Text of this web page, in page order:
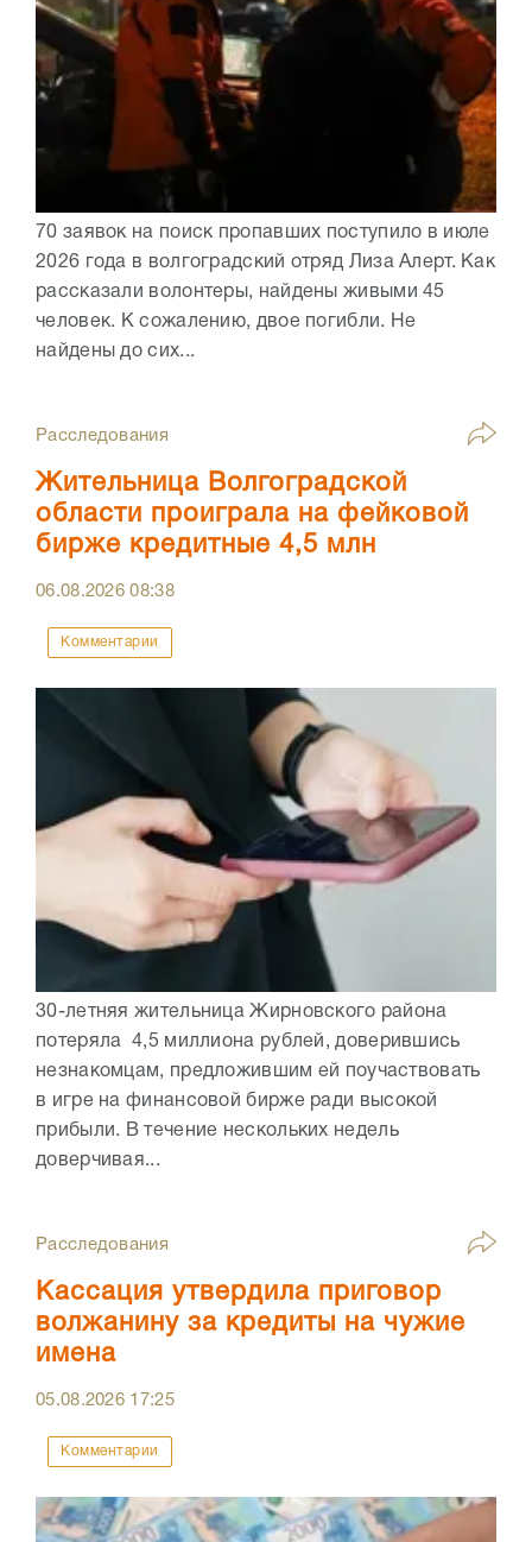
70 заявок на поиск пропавших поступило в июле
2026 года в волгоградский отряд Лиза Алерт. Как
рассказали волонтеры, найдены живыми 45
человек. К сожалению, двое погибли. Не
найдены до сих...
Расследования
Жительница Волгоградской
области проиграла на фейковой
бирже кредитные 4,5 млн
06.08.202608:38
Комментарии
30-летняя жительница Жирновского района
потеряла 4,5 миллиона рублей, доверившись
незнакомцам, предложившим ей поучаствовать
в игре на финансовой бирже ради высокой
прибыли. В течение нескольких недель
доверчивая...
Расследования
Кассация утвердила приговор
волжанину за кредиты на чужие
имена
05.08.2026 17:25
Комментарии